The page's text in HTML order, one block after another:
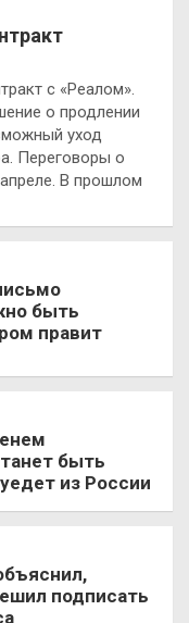
с «Реалом».
о продлении
уход
Переговоры о
В прошлом
быть
правит
быть
из России
подписать